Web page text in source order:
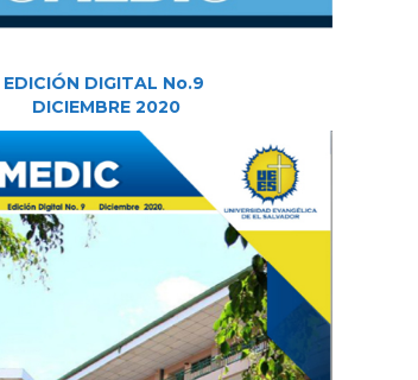
EDICIÓN DIGITAL No.9
DICIEMBRE 2020